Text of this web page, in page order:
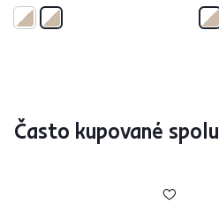
Často kupované spolu